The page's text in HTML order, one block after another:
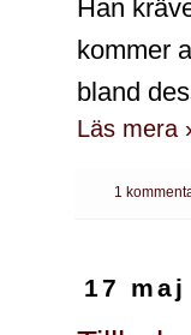
Han
kommer
bland
Läs mera
1
17